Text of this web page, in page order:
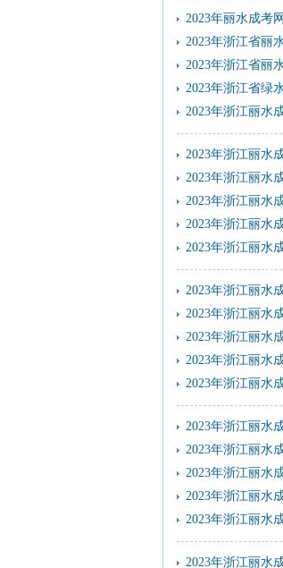
2023年丽水成考
2023年浙江省丽
2023年浙江省丽
2023年浙江省绿
2023年浙江丽水
2023年浙江丽水
2023年浙江丽水
2023年浙江丽水
2023年浙江丽水
2023年浙江丽水
2023年浙江丽水
2023年浙江丽水
2023年浙江丽水
2023年浙江丽水
2023年浙江丽水
2023年浙江丽水
2023年浙江丽水
2023年浙江丽水
2023年浙江丽水
2023年浙江丽水
2023年浙江丽水